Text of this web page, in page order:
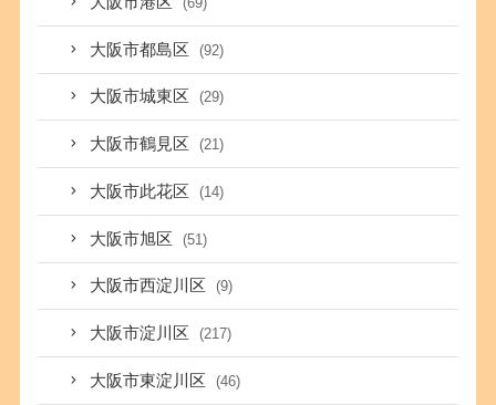
大阪市都島区 (92)
大阪市城東区 (29)
大阪市鶴見区 (21)
大阪市此花区 (14)
大阪市旭区 (51)
大阪市西淀川区 (9)
大阪市淀川区 (217)
大阪市東淀川区 (46)